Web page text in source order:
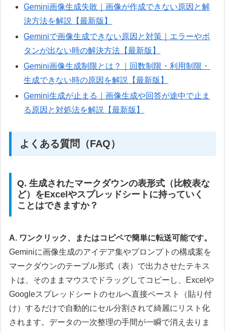
Gemini画像生成失敗｜画像が作成できない原因と解
決方法を解説【最新版】
Geminiで画像生成できない原因と対策｜エラーやボ
タンが出ない時の解決方法【最新版】
Gemini画像生成制限とは？｜回数制限・利用制限・
生成できない時の原因を解説【最新版】
Gemini生成が止まる｜画像生成や回答が途中で止ま
る原因と対処法を解説【最新版】
よくある質問（FAQ）
Q. 生成されたマークダウンの表形式（比較表な
ど）をExcelやスプレッドシートに持っていく
ことはできますか？
A. ワンクリック、またはコピペで簡単に転送可能です。
Geminiに画像生成のアイデア集やプロンプトの構成案を
マークダウンのテーブル形式（表）で出力させたテキス
トは、そのままマウスでドラッグしてコピーし、Excelや
Googleスプレッドシートのセルへ直接ペースト（貼り付
け）するだけで自動的にセル分割されて綺麗にリスト化
されます。データの一次整理の手間が一瞬で消え去りま